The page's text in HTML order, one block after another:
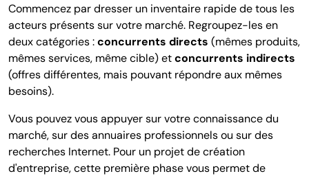
Commencez par dresser un inventaire rapide de tous les
acteurs présents sur votre marché. Regroupez-les en
deux catégories :concurrents directs (mêmes produits,
mêmes services, même cible) etconcurrents indirects
(offres différentes, mais pouvant répondre aux mêmes
besoins).
Vous pouvez vous appuyer sur votre connaissance du
marché, sur des annuaires professionnels ou sur des
recherches Internet. Pour un projet de création
d'entreprise, cette première phase vous permet de